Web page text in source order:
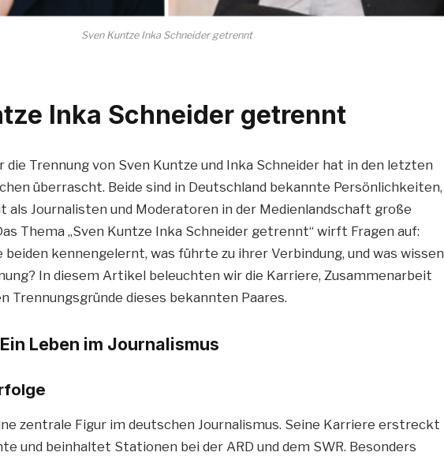
Sven Kuntze Inka Schneider getrennt
Inka Schneider getrennt
die Trennung von Sven Kuntze und Inka Schneider hat in den letzten
überrascht. Beide sind in Deutschland bekannte Persönlichkeiten,
als Journalisten und Moderatoren in der Medienlandschaft große
Thema „Sven Kuntze Inka Schneider getrennt“ wirft Fragen auf:
beiden kennengelernt, was führte zu ihrer Verbindung, und was wissen
In diesem Artikel beleuchten wir die Karriere, Zusammenarbeit
Trennungsgründe dieses bekannten Paares.
Leben im Journalismus
zentrale Figur im deutschen Journalismus. Seine Karriere erstreckt
und beinhaltet Stationen bei der ARD und dem SWR. Besonders